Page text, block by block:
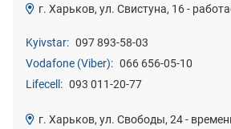
г. Харьков, ул. Свистуна, 16 -
Kyivstar: 097 893-58-03
Vodafone (Viber): 066 656-05-10
Lifecell: 093 011-20-77
г. Харьков, ул. Свободы, 24 -